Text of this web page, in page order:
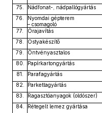
75.
Nádfonat-, nádpallógyártás
76.
Nyomdai gépterem
– csomagoló
77.
Órajavítás
78.
Ostyakészítő
79.
Öntvényasztalos
80.
Papírkartongyártás
81.
Parafagyártás
82.
Parkettagyártás
83.
Ragasztóanyagok (oldószer)
84.
Rétegelt lemez gyártása